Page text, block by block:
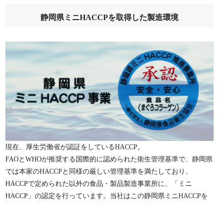
静岡県ミニHACCPを取得した製造環境
現在、厚生労働省が認証をしているHACCP。
FAOとWHOが推奨する国際的に認められた衛生管理基準で、静岡県
では本家のHACCPと同様の厳しい管理基準を満たしており、
HACCPで定められた以外の食品・製品製造事業所に、「ミニ
HACCP」の認定を行っています。当社はこの静岡県ミニHACCPを